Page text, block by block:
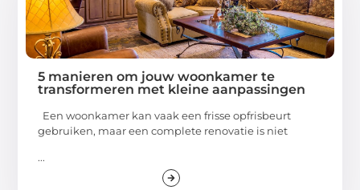
5 manieren om jouw woonkamer te
transformeren met kleine aanpassingen
Een woonkamer kan vaak een frisse opfrisbeurt
gebruiken, maar een complete renovatie is niet
...